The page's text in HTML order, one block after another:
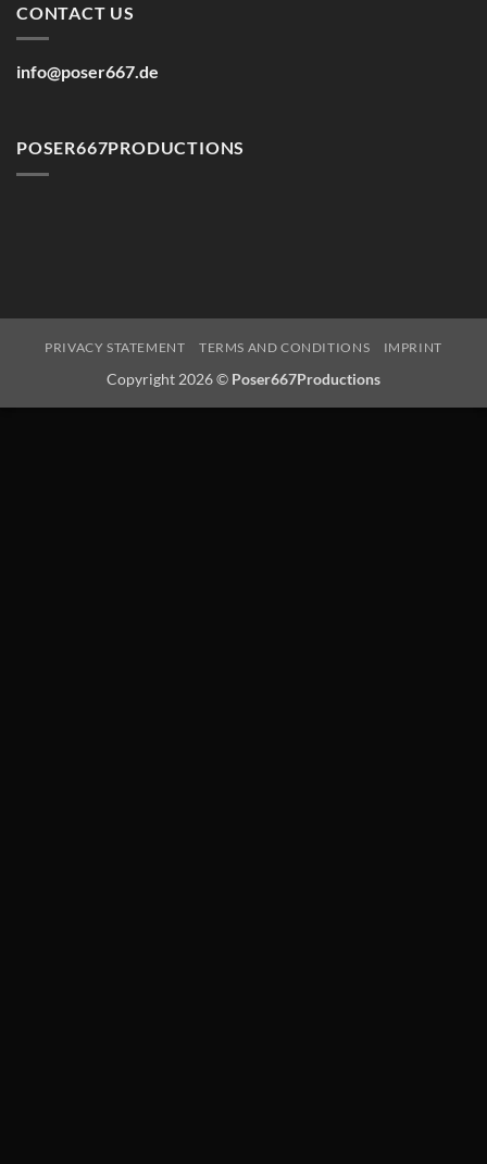
CONTACT US
info@poser667.de
POSER667PRODUCTIONS
PRIVACY STATEMENT TERMS AND CONDITIONS IMPRINT
Copyright 2026 © Poser667Productions